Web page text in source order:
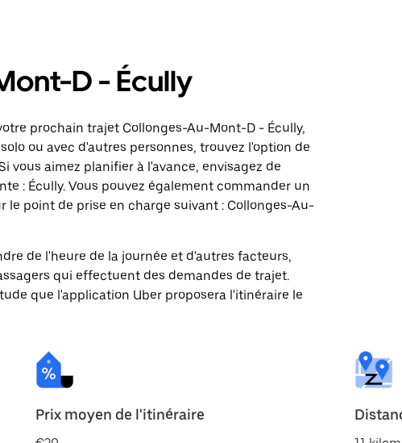
D - Écully
prochain trajet Collonges-Au-Mont-D - Écully,
ou avec d'autres personnes, trouvez l'option de
vous aimez planifier à l'avance, envisagez de
: Écully. Vous pouvez également commander un
point de prise en charge suivant : Collonges-Au-
de l'heure de la journée et d'autres facteurs,
qui effectuent des demandes de trajet.
que l'application Uber proposera l'itinéraire le
Prix moyen de l'itinéraire